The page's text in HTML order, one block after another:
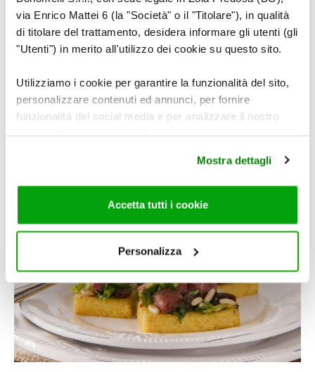
via Enrico Mattei 6 (la "Società" o il "Titolare"), in qualità
di titolare del trattamento, desidera informare gli utenti (gli
"Utenti") in merito all'utilizzo dei cookie su questo sito.
Utilizziamo i cookie per garantire la funzionalità del sito,
personalizzare contenuti ed annunci, per fornire
funzionalità dei social media e per analizzare il nostro
di analisi dei dati web, pubblicità e social media, i quali
potrebbero combinarle con altre informazioni che ha
fornito loro o che hanno raccolto dal suo utilizzo dei loro
cookie consultare la cookie policy. Se clicchi sulla “X” per
chiudere il banner, non verranno installati cookie sul tuo
dispositivo ad eccezione di quelli necessari ai fini del
corretto funzionamento del sito.
Mostra dettagli
Accetta tutti i cookie
Personalizza
Polenta alla noce moscata con prugne, noci e